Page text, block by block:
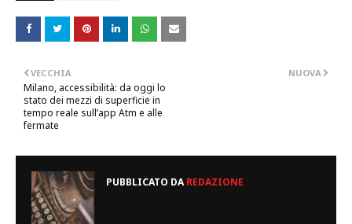
NUOVA
VECCHIA
Milano, accessibilità: da oggi lo
stato dei mezzi di superficie in
tempo reale sull’app Atm e alle
fermate
PUBBLICATO DAREDAZIONE